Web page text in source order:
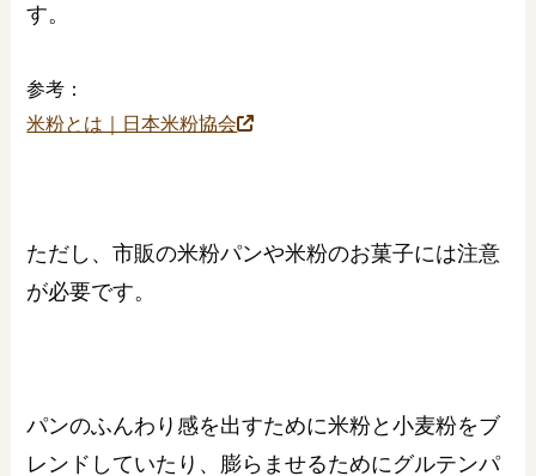
す。
参考：
米粉とは｜日本米粉協会
ただし、市販の米粉パンや米粉のお菓子には注意
が必要です。
パンのふんわり感を出すために米粉と小麦粉をブ
レンドしていたり、膨らませるためにグルテンパ